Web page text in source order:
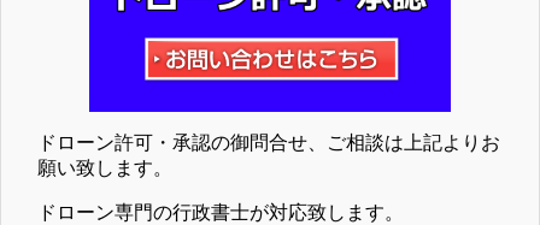
ドローン許可・承認の御問合せ、ご相談は上記よりお
願い致します。
ドローン専門の行政書士が対応致します。